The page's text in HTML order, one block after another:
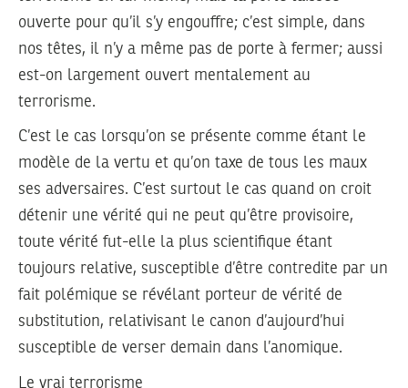
ouverte pour qu’il s’y engouffre; c’est simple, dans
nos têtes, il n’y a même pas de porte à fermer; aussi
est-on largement ouvert mentalement au
terrorisme.
C’est le cas lorsqu’on se présente comme étant le
modèle de la vertu et qu’on taxe de tous les maux
ses adversaires. C’est surtout le cas quand on croit
détenir une vérité qui ne peut qu’être provisoire,
toute vérité fut-elle la plus scientifique étant
toujours relative, susceptible d’être contredite par un
fait polémique se révélant porteur de vérité de
substitution, relativisant le canon d’aujourd’hui
susceptible de verser demain dans l’anomique.
Le vrai terrorisme